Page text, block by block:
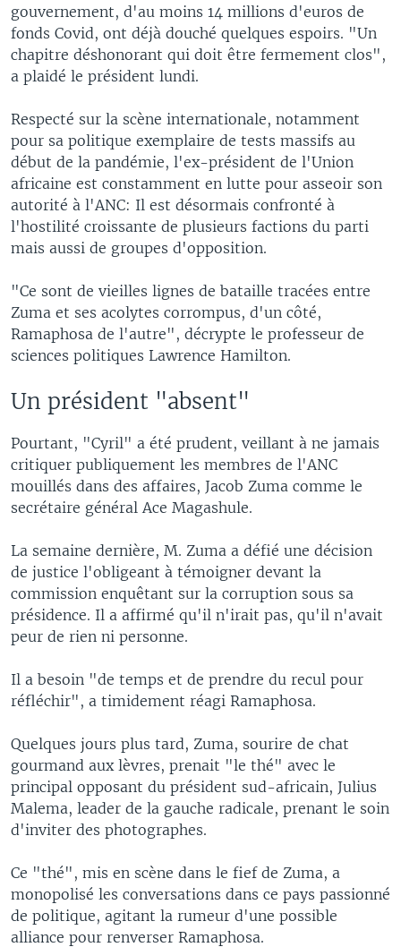
gouvernement, d'au moins 14 millions d'euros de
fonds Covid, ont déjà douché quelques espoirs. "Un
chapitre déshonorant qui doit être fermement clos",
a plaidé le président lundi.
Respecté sur la scène internationale, notamment
pour sa politique exemplaire de tests massifs au
début de la pandémie, l'ex-président de l'Union
africaine est constamment en lutte pour asseoir son
autorité à l'ANC: Il est désormais confronté à
l'hostilité croissante de plusieurs factions du parti
mais aussi de groupes d'opposition.
"Ce sont de vieilles lignes de bataille tracées entre
Zuma et ses acolytes corrompus, d'un côté,
Ramaphosa de l'autre", décrypte le professeur de
sciences politiques Lawrence Hamilton.
Un président "absent"
Pourtant, "Cyril" a été prudent, veillant à ne jamais
critiquer publiquement les membres de l'ANC
mouillés dans des affaires, Jacob Zuma comme le
secrétaire général Ace Magashule.
La semaine dernière, M. Zuma a défié une décision
de justice l'obligeant à témoigner devant la
commission enquêtant sur la corruption sous sa
présidence. Il a affirmé qu'il n'irait pas, qu'il n'avait
peur de rien ni personne.
Il a besoin "de temps et de prendre du recul pour
réfléchir", a timidement réagi Ramaphosa.
Quelques jours plus tard, Zuma, sourire de chat
gourmand aux lèvres, prenait "le thé" avec le
principal opposant du président sud-africain, Julius
Malema, leader de la gauche radicale, prenant le soin
d'inviter des photographes.
Ce "thé", mis en scène dans le fief de Zuma, a
monopolisé les conversations dans ce pays passionné
de politique, agitant la rumeur d'une possible
alliance pour renverser Ramaphosa.